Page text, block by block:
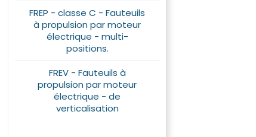
FREP - classe C - Fauteuils
à propulsion par moteur
électrique - multi-
positions.
FREV - Fauteuils à
propulsion par moteur
électrique - de
verticalisation